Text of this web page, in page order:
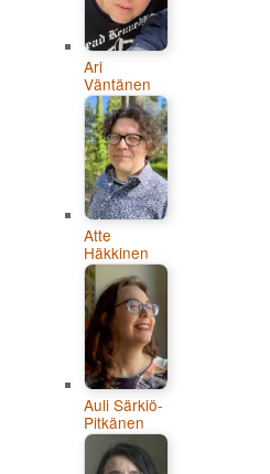
Ari
Väntänen
Atte
Häkkinen
Auli Särkiö-
Pitkänen